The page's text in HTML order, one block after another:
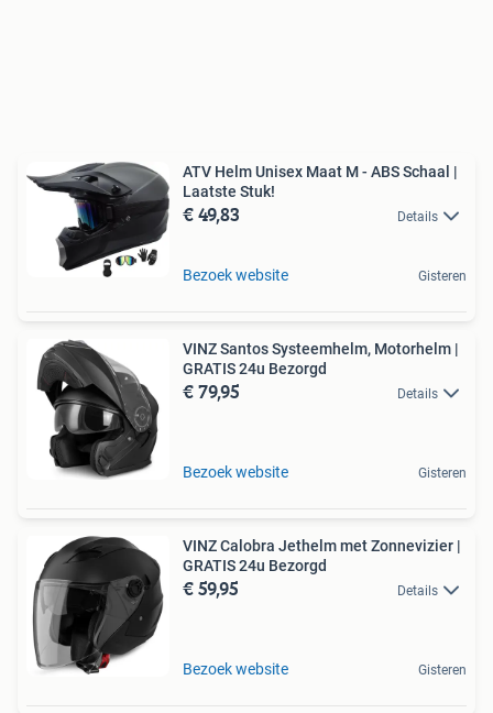
ATV Helm Unisex Maat M - ABS Schaal |
Laatste Stuk!
€ 49,83 Details
Bezoek website Gisteren
VINZ Santos Systeemhelm, Motorhelm |
GRATIS 24u Bezorgd
€ 79,95 Details
Bezoek website Gisteren
VINZ Calobra Jethelm met Zonnevizier |
GRATIS 24u Bezorgd
€ 59,95 Details
Bezoek website Gisteren